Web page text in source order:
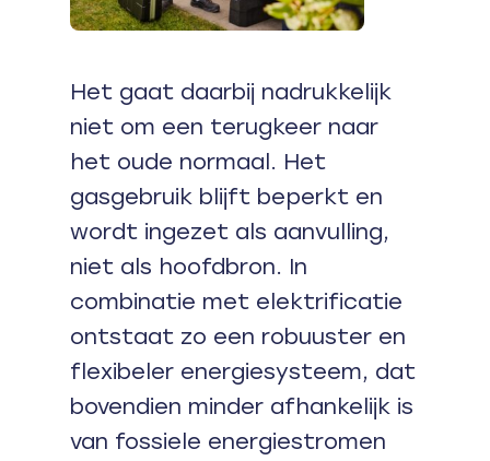
Het gaat daarbij nadrukkelijk
niet om een terugkeer naar
het oude normaal. Het
gasgebruik blijft beperkt en
wordt ingezet als aanvulling,
niet als hoofdbron. In
combinatie met elektrificatie
ontstaat zo een robuuster en
flexibeler energiesysteem, dat
bovendien minder afhankelijk is
van fossiele energiestromen